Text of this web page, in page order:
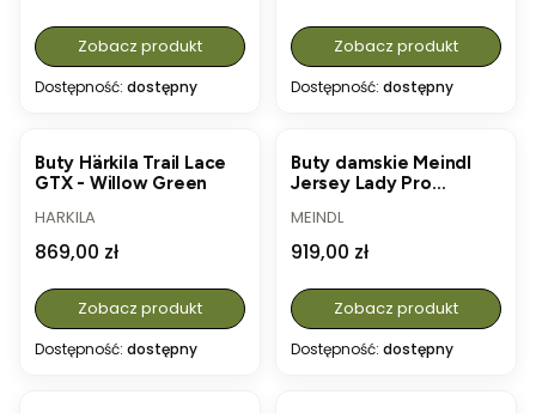
Zobacz produkt
Dostępność: dostępny
Zobacz produkt
Dostępność: dostępny
Buty Härkila Trail Lace
GTX - Willow Green
PRODUCENT
HARKILA
Cena
869,00 zł
Zobacz produkt
Dostępność: dostępny
Buty damskie Meindl
Jersey Lady Pro
PRODUCENT
MEINDL
Cena
919,00 zł
Zobacz produkt
Dostępność: dostępny